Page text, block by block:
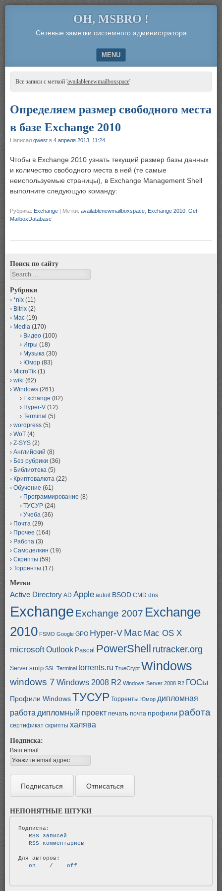
OH, MSBRO !
Сетевые заметки системного администратора
MENU
SKIP TO CONTENT
Все записи с меткой 'availablenewmailboxspace'
Определяем размер свободного места
в базе Exchange 2010
Написал qwest в 4 апреля 2013, 11:24
Чтобы в Exchange 2010 узнать текущий размер базы данных
и количество свободного места в ней (те самые
неиспользуемые страницы), в Exchange Management Shell
выполните следующую команду:
Рубрика: Exchange | Метки: availablenewmailboxspace Exchange 2010 Get-
MailboxDatabase
Поиск по сайту
Search
Рубрики
*nix (11)
Bitrix (2)
Mac (19)
Media (170)
Видео (100)
Игры (18)
Музыка (30)
Юмор (83)
MicroTik (1)
wiki (62)
Windows (261)
Exchange (82)
Hyper-V (12)
Terminal (5)
wordpress (5)
WoT (4)
Z-SYS (2)
Английский (8)
Без рубрики (36)
Библиотека (5)
Криптовалюта (22)
Обучение (61)
Программирование (8)
ТУСУР (24)
Учеба (36)
Почта (29)
Прочее (164)
Работа (3)
Самоделкин (19)
Скрипты (59)
Торренты (17)
Метки
Active Directory AD Apple autoit BSOD CMD dns
Exchange Exchange 2007 Exchange
2010 FSMO Google GPO Hyper-V Mac Mac OS X
microsoftOutlook Pascal PowerShell rutracker.org
Server smtp SSL Terminal torrents.ru TrueCrypt Windows
windows 7 Windows 2008 R2 Windows Server 2008 R2 ГОСы
Профили WindowsТУСУР Торренты Юмор дипломная
работа дипломный проект печать почта профили работа
сертификат скрипты халява
Подписка:
Ваш email:
НЕПОНЯТНЫЕ ШТУКИ
   RSS записей
   RSS комментариев
   on
/
   off